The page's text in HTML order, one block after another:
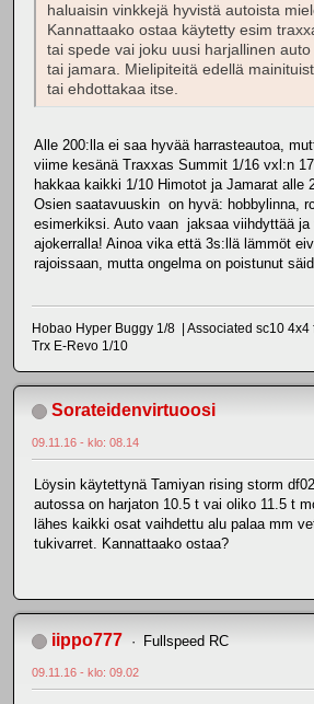
haluaisin vinkkejä hyvistä autoista
Kannattaako ostaa käytetty esim
tai spede vai joku uusi harjallinen
tai jamara. Mielipiteitä edellä
tai ehdottakaa itse.
Alle 200:lla ei saa hyvää harrasteautoa,
viime kesänä Traxxas Summit 1/16 vxl:n
hakkaa kaikki 1/10 Himotot ja Jamarat alle
Osien saatavuuskin on hyvä: hobbylinna,
esimerkiksi. Auto vaan jaksaa viihdyttää ja
ajokerralla! Ainoa vika että 3s:llä lämmöt
rajoissaan, mutta ongelma on poistunut
Hobao Hyper Buggy 1/8 | Associated sc10 4x4
Trx E-Revo 1/10
Sorateidenvirtuoosi
09.11.16 - klo: 08.14
Löysin käytettynä Tamiyan rising storm
autossa on harjaton 10.5 t vai oliko 11.5 t
lähes kaikki osat vaihdettu alu palaa mm
tukivarret. Kannattaako ostaa?
iippo777 Fullspeed RC
09.11.16 - klo: 09.02